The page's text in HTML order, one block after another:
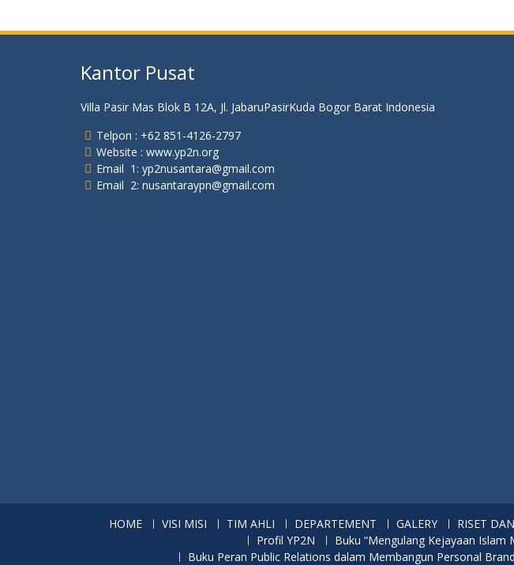
Kantor Pusat
Villa Pasir Mas Blok B 12A, Jl. JabaruPasirKuda Bogor Barat Indonesia
Telpon : +62 851-4126-2797
Website : www.yp2n.org
Email 1: yp2nusantara@gmail.com
Email 2: nusantaraypn@gmail.com
HOME VISI MISI TIM AHLI DEPARTEMENT GALERY RISET
Profil YP2N
Buku “Mengulang Kejayaan Islam
Buku Peran Public Relations dalam Membangun Personal